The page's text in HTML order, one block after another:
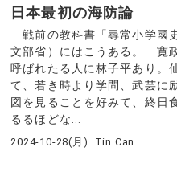
日本最初の海防論
戦前の教科書「尋常小学國
文部省）にはこうある。 寛
呼ばれたる人に林子平あり。
て、若き時より学問、武芸に
図を見ることを好みて、終日
るるほどな...
2024-10-28(月) Tin Can